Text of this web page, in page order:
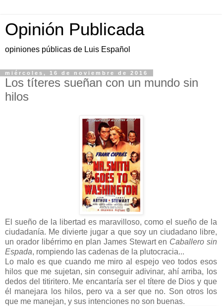
Opinión Publicada
opiniones públicas de Luis Español
miércoles, 16 de noviembre de 2016
Los títeres sueñan con un mundo sin
hilos
El sueño de la libertad es maravilloso, como el sueño de la
ciudadanía. Me divierte jugar a que soy un ciudadano libre,
un orador libérrimo en plan James Stewart en Caballero sin
Espada, rompiendo las cadenas de la plutocracia...
Lo malo es que cuando me miro al espejo veo todos esos
hilos que me sujetan, sin conseguir adivinar, ahí arriba, los
dedos del titiritero. Me encantaría ser el títere de Dios y que
él manejara los hilos, pero va a ser que no. Son otros los
que me manejan, y sus intenciones no son buenas.